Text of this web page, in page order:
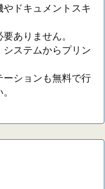
ドキュメントスキ
ありません。
ステムからプリン
ションも無料で行